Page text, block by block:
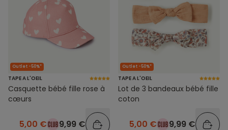
Outlet -50%*
TAPE A L'OEIL
Casquette bébé fille rose à
cœurs
5,00 € 9,99 €
Outlet -50%*
TAPE A L'OEIL
Lot de 3 bandeaux bébé fille
coton
5,00 € 9,99 €